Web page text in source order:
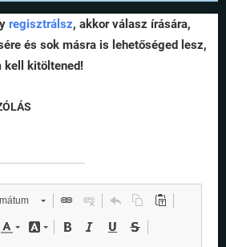
regisztrálsz, akkor válasz írására,
és sok másra is lehetőséged lesz,
kell kitöltened!